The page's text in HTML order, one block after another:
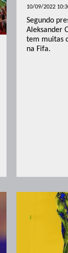
10/09/2022
Segundo
Aleksander
tem muitas
na Fifa.